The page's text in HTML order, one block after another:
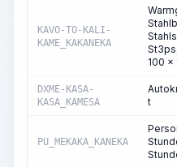
KAVO-TO-KALI-
KAME_KAKANEKA
100 x
DXME-KASA-
KASA_KAMESA
t
PU_MEKAKA_KANEKA